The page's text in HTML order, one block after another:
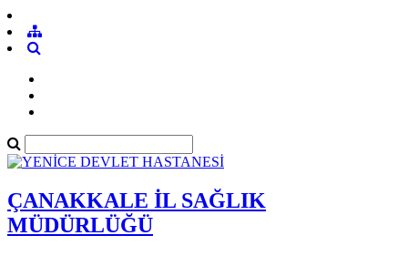
ÇANAKKALE İL SAĞLIK
MÜDÜRLÜĞÜ